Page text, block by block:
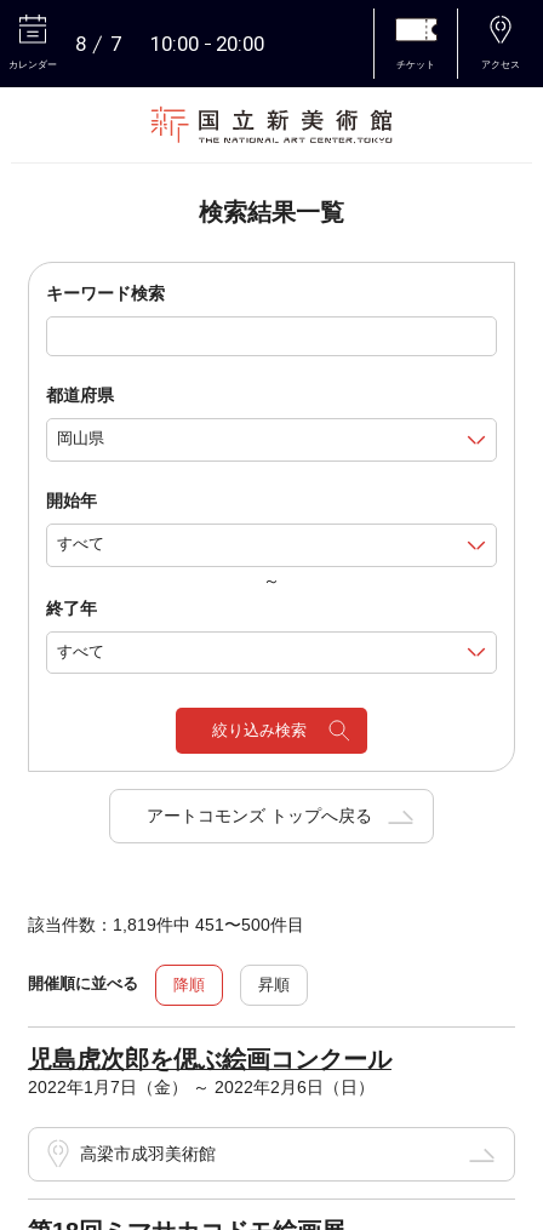
カレンダー
8 7 10:00 20:00
チケット アクセス
検索結果一覧
キーワード検索
都道府県
開始年
～
終了年
絞り込み検索
アートコモンズ トップへ戻る
該当件数：1,819件中 451〜500件目
開催順に並べる 降順 昇順
児島虎次郎を偲ぶ絵画コンクール
2022年1月7日（金） ～ 2022年2月6日（日）
高梁市成羽美術館